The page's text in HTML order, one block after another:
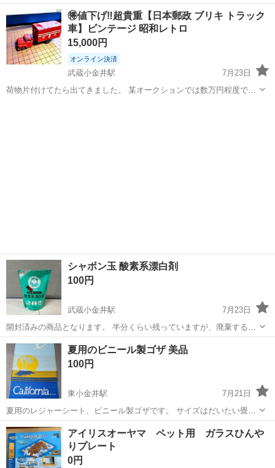
の、使うことがないので出品します。 写真に写っている物が全てで
す。 説明書は中国語のみです。 傷や汚れなどはありません。 3.5mm
の入力端子...
小金井市 武蔵小金井駅 その他 LED
🉐値下げ‼️超貴重【日本郵政 ブリキ トラック
車】ビンテージ 昭和レトロ
15,000円
オンライン決済
武蔵小金井駅
7月23日
荷物片付けてたら出てきました。 某オークションでは数万円程度で落
シャボン玉 酸素系漂白剤
100円
武蔵小金井駅
7月23日
開封済みの商品となります。 半分くらい残っていますが、廃棄するの
も勿体ないので出品致します。 使用には問題ないかと思いますが、開
封済みのためノークレームノーリターンてまお願いいたします。
東京 小金井市 武蔵小金井駅 その他
夏用のビニール製ゴザ 美品
100円
東小金井駅
7月21日
夏用のレジャーシート、ビニール製ゴザです。 サイズはだいたい畳一
畳分くらい、約88×175cmくらいです。 大人でも2人ゆったり寝そべら
れる大きさです。普通のレジャーシートよりもしっかりした造り、水
洗いもOK。ヤシの木、カモ...
東京 小金井市 東小金井駅 レジャーシート
アイリスオーヤマ ペット用 ガラスひんや
りプレート
0円